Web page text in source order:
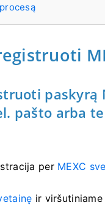
paskyrą
pašto arba
per MEXC
ir